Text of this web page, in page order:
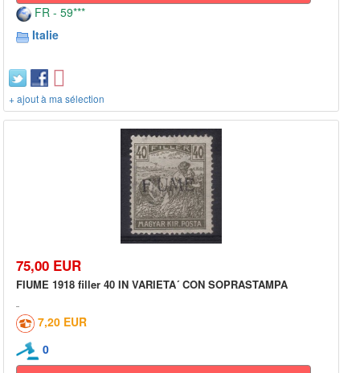
FR - 59***
Italie
+ ajout à ma sélection
75,00 EUR
FIUME 1918 filler 40 IN VARIETA´ CON SOPRASTAMPA
7,20 EUR
0